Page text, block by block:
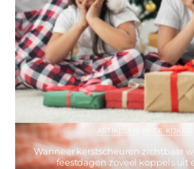
ARTIKELEN IN DE KIJKER
Wanneer kerstscheuren zichtbaar
feestdagen zoveel koppels uit